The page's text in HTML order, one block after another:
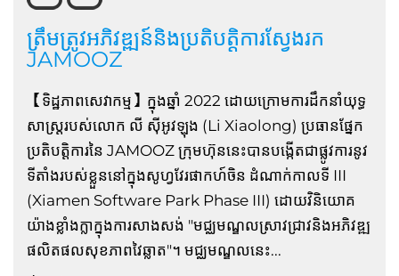
ត្រឹមត្រូវអភិវឌ្ឍន៍និងប្រតិបត្តិការស្វែងរក
JAMOOZ
【ទិដ្ឋភាពសេវាកម្ម】ក្នុង​ឆ្នាំ 2022 ដោយ​ក្រោម​ការដឹកនាំយុទ្ធ
សាស្ត្ររបស់លោក លី ស៊ីអូវឡុង (Li Xiaolong) ប្រធាន​ផ្នែក​
ប្រតិបត្តិការ​នៃ JAMOOZ ក្រុមហ៊ុននេះបានបង្កើតជាផ្លូវការនូវ
ទីតាំងរបស់ខ្លួននៅក្នុងសូហ្វវែរផាកហ៍ចិន ដំណាក់កាលទី III
(Xiamen Software Park Phase III) ដោយវិនិយោគ
យ៉ាងខ្លាំងក្លាក្នុងការសាងសង់ "មជ្ឈមណ្ឌលស្រាវជ្រាវនិងអភិវឌ្ឍ
ផលិតផលសុខភាពវៃឆ្លាត"។ មជ្ឈមណ្ឌលនេះ...